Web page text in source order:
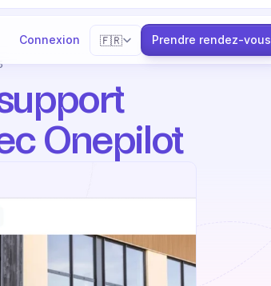
Connexion
Select Language
🇫🇷
Prendre rendez-vous
Onepilot